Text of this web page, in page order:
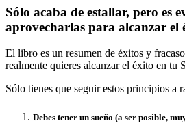
Sólo acaba de estallar, pero es
aprovecharlas para alcanzar el
El libro es un resumen de éxitos y
realmente quieres alcanzar el éxito en tu
Sólo tienes que seguir estos principios a
Debes tener un sueño (a ser posible,